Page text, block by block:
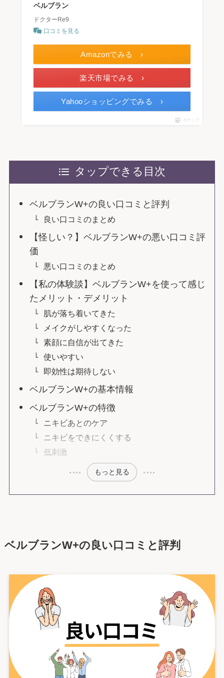
ベルブラン
ドクターRe9
口コミを見る
Amazonでみる ›
楽天市場でみる ›
Yahooショッピングでみる ›
ポチップ
タップできる目次
ベルブランW+の良い口コミと評判
良い口コミのまとめ
【怪しい？】ベルブランW+の悪い口コミ評
価
悪い口コミのまとめ
【私の体験談】ベルブランW+を使って感じ
たメリット・デメリット
肌が落ち着いてきた
メイクがしやすくなった
素顔に自信が出てきた
使いやすい
即効性は期待しない
ベルブランW+の基本情報
ベルブランW+の特徴
ニキビあとのケア
ニキビをできにくくする
低刺激
もっと見る
ベルブランW+の良い口コミと評判